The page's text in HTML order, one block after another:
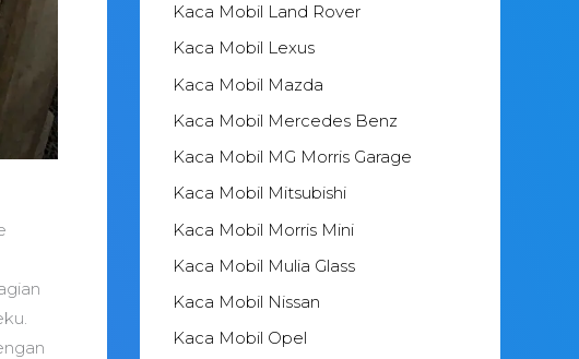
Kaca Mobil Land Rover
Kaca Mobil Lexus
Kaca Mobil Mazda
Kaca Mobil Mercedes Benz
Kaca Mobil MG Morris Garage
Kaca Mobil Mitsubishi
Kaca Mobil Morris Mini
Kaca Mobil Mulia Glass
Kaca Mobil Nissan
Kaca Mobil Opel